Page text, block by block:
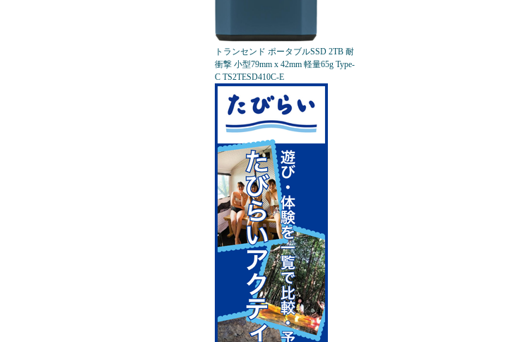
トランセンド ポータブルSSD 2TB 耐
衝撃 小型79mm x 42mm 軽量65g Type-
C TS2TESD410C-E